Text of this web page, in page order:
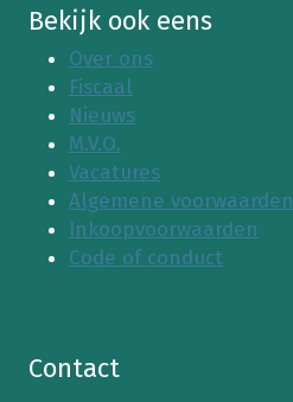
Bekijk ook eens
Over ons
Fiscaal
Nieuws
M.V.O.
Vacatures
Algemene voorwaarden
Inkoopvoorwaarden
Code of conduct
Contact